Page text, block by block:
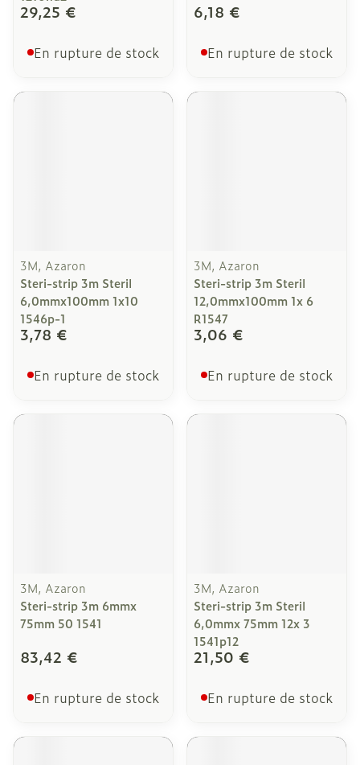
29,25 €
En rupture de stock
6,18 €
En rupture de stock
3M, Azaron
Steri-strip 3m Steril
6,0mmx100mm 1x10
1546p-1
3,78 €
En rupture de stock
3M, Azaron
Steri-strip 3m Steril
12,0mmx100mm 1x 6
R1547
3,06 €
En rupture de stock
3M, Azaron
Steri-strip 3m 6mmx
75mm 50 1541
83,42 €
En rupture de stock
3M, Azaron
Steri-strip 3m Steril
6,0mmx 75mm 12x 3
1541p12
21,50 €
En rupture de stock